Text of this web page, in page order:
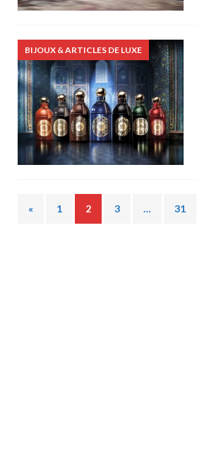
BIJOUX & ARTICLES DE LUXE
« 1 2 3 … 31